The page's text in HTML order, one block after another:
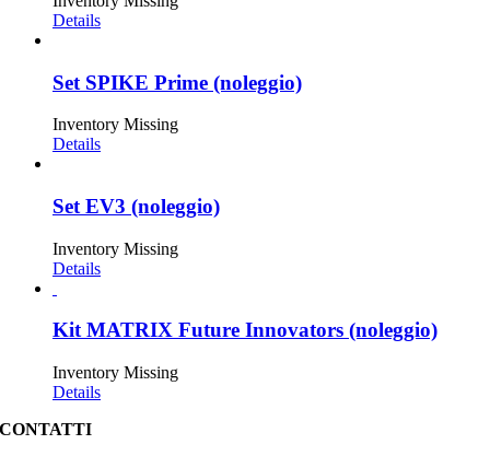
Details
Set SPIKE Prime (noleggio)
Inventory Missing
Details
Set EV3 (noleggio)
Inventory Missing
Details
Kit MATRIX Future Innovators (noleggio)
Inventory Missing
Details
CONTATTI